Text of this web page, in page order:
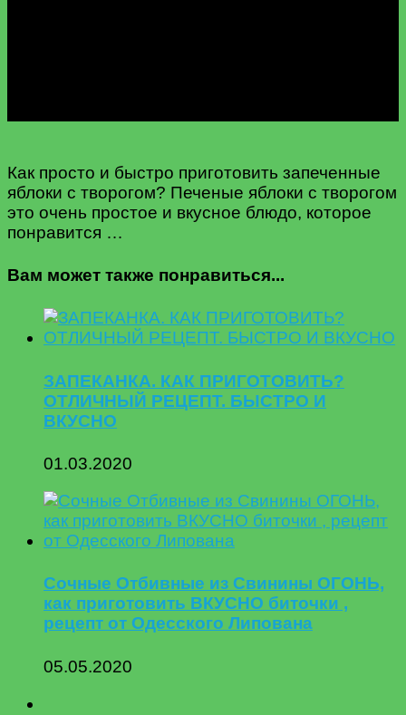
Как просто и быстро приготовить запеченные
яблоки с творогом? Печеные яблоки с творогом
это очень простое и вкусное блюдо, которое
понравится …
Вам может также понравиться...
ЗАПЕКАНКА. КАК ПРИГОТОВИТЬ?
ОТЛИЧНЫЙ РЕЦЕПТ. БЫСТРО И
ВКУСНО
01.03.2020
Сочные Отбивные из Свинины ОГОНЬ,
как приготовить ВКУСНО биточки ,
рецепт от Одесского Липована
05.05.2020